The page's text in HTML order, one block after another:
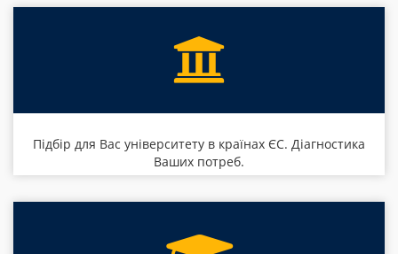
Підбір для Вас університету в країнах ЄС. Діагностика
Ваших потреб.